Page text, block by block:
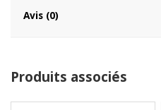
Avis (0)
Produits associés